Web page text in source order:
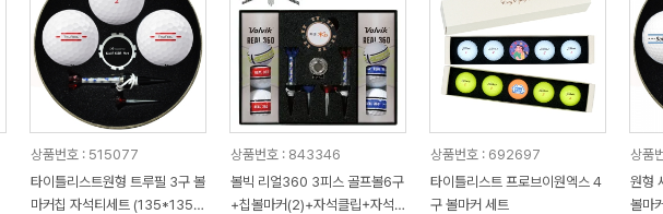
상품번호 : 515077
타이틀리스트원형 트루필 3구 볼
마커칩 자석티세트 (135*135*
상품번호 : 843346
볼빅 리얼360 3피스 골프볼6구
+칩볼마커(2)+자석클립+자석
상품번호 : 692697
타이틀리스트 프로브이원엑스 4
구 볼마커 세트
상품
원형
볼마